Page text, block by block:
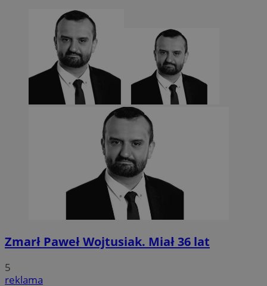
Zmarł Paweł Wojtusiak. Miał 36 lat
5
reklama